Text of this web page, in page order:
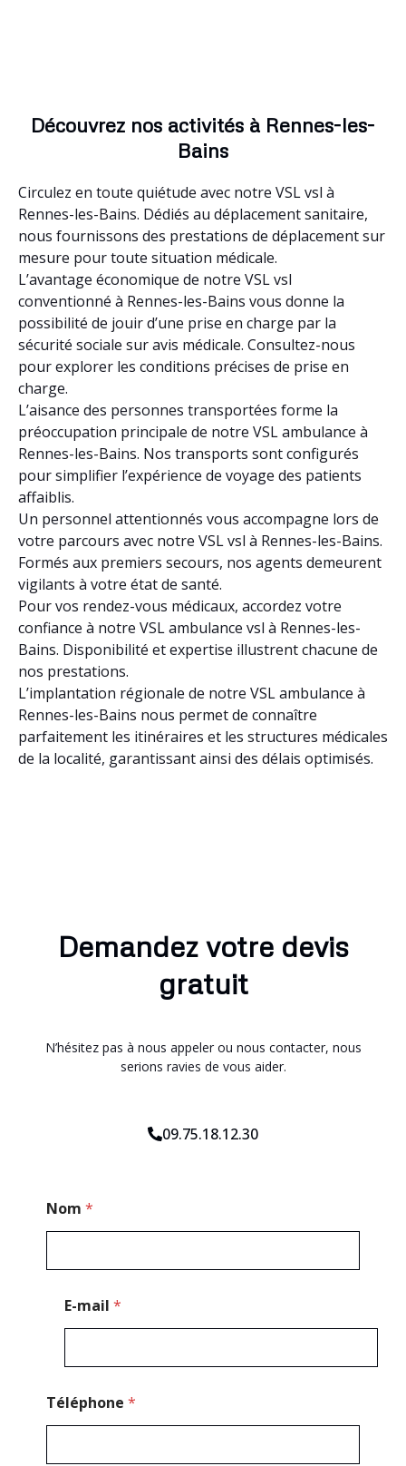
Découvrez nos activités à Rennes-les-
Bains
Circulez en toute quiétude avec notre VSL vsl à
Rennes-les-Bains. Dédiés au déplacement sanitaire,
nous fournissons des prestations de déplacement sur
mesure pour toute situation médicale.
L’avantage économique de notre VSL vsl
conventionné à Rennes-les-Bains vous donne la
possibilité de jouir d’une prise en charge par la
sécurité sociale sur avis médicale. Consultez-nous
pour explorer les conditions précises de prise en
charge.
L’aisance des personnes transportées forme la
préoccupation principale de notre VSL ambulance à
Rennes-les-Bains. Nos transports sont configurés
pour simplifier l’expérience de voyage des patients
affaiblis.
Un personnel attentionnés vous accompagne lors de
votre parcours avec notre VSL vsl à Rennes-les-Bains.
Formés aux premiers secours, nos agents demeurent
vigilants à votre état de santé.
Pour vos rendez-vous médicaux, accordez votre
confiance à notre VSL ambulance vsl à Rennes-les-
Bains. Disponibilité et expertise illustrent chacune de
nos prestations.
L’implantation régionale de notre VSL ambulance à
Rennes-les-Bains nous permet de connaître
parfaitement les itinéraires et les structures médicales
de la localité, garantissant ainsi des délais optimisés.
Demandez votre devis
gratuit
N’hésitez pas à nous appeler ou nous contacter, nous
serions ravies de vous aider.
09.75.18.12.30
Nom *
E-mail *
Téléphone *